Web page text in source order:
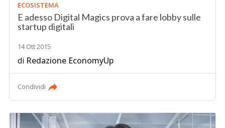
ECOSISTEMA
E adesso Digital Magics prova a fare lobby sulle
startup digitali
14 Ott 2015
di Redazione EconomyUp
Condividi